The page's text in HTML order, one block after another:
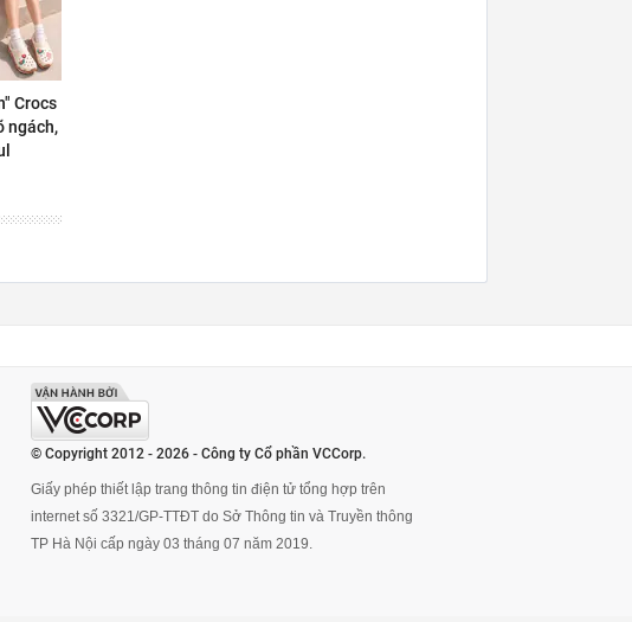
Crocs
ngách,
© Copyright 2012 - 2026 - Công ty Cổ phần VCCorp.
Giấy phép thiết lập trang thông tin điện tử tổng hợp trên
internet số 3321/GP-TTĐT do Sở Thông tin và Truyền thông
TP Hà Nội cấp ngày 03 tháng 07 năm 2019.